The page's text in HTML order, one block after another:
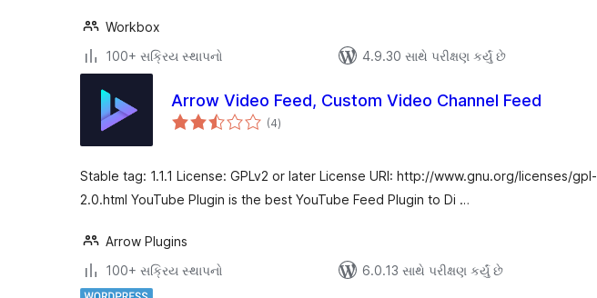
Workbox
100+ સક્રિય સ્થાપનો
4.9.30 સાથે પરીક્ષણ કર્યું છે
Arrow Video Feed, Custom Video Channel Feed
(4કુલ
રેટિંગ્સ
)
Stable tag: 1.1.1 License: GPLv2 or later License URI: http://www.gnu.org/licenses/gpl-
2.0.html YouTube Plugin is the best YouTube Feed Plugin to Di …
Arrow Plugins
100+ સક્રિય સ્થાપનો
6.0.13 સાથે પરીક્ષણ કર્યું છે